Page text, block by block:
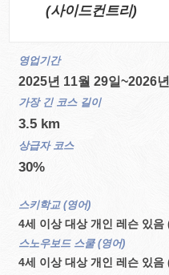
(사이드컨트리)
영업기간
2025년 11월 29일~2026
가장 긴 코스 길이
3.5 km
상급자 코스
30%
스키학교 (영어)
4세 이상 대상 개인 레슨 있음
스노우보드 스쿨 (영어)
4세 이상 대상 개인 레슨 있음